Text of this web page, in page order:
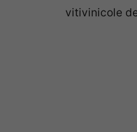
vitivinicole